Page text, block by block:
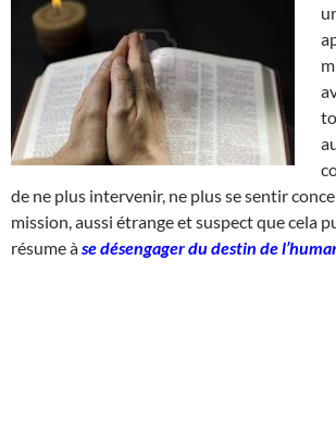
de ne plus intervenir, ne plus se sentir
mission, aussi étrange et suspect que cela
résume àse désengager du destin de